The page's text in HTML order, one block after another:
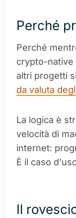
Perché
Perché
crypto-native
altri progetti
da valuta
La logica è
velocità di
internet:
È il caso
Il